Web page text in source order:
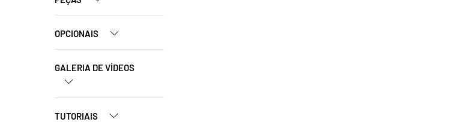
OPCIONAIS
GALERIA DE VÍDEOS
TUTORIAIS